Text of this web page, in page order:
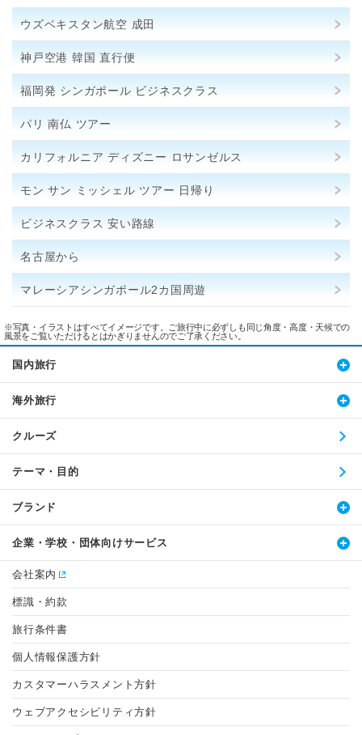
ウズベキスタン航空 成田
神戸空港 韓国 直行便
福岡発 シンガポール ビジネスクラス
パリ 南仏 ツアー
カリフォルニア ディズニー ロサンゼルス
モン サン ミッシェル ツアー 日帰り
ビジネスクラス 安い路線
名古屋から
マレーシアシンガポール2カ国周遊
※写真・イラストはすべてイメージです。ご旅行中に必ずしも同じ角度・高度・天候での
風景をご覧いただけるとはかぎりませんのでご了承ください。
国内旅行
海外旅行
クルーズ
テーマ・目的
ブランド
企業・学校・団体向けサービス
会社案内
標識・約款
旅行条件書
個人情報保護方針
カスタマーハラスメント方針
ウェブアクセシビリティ方針